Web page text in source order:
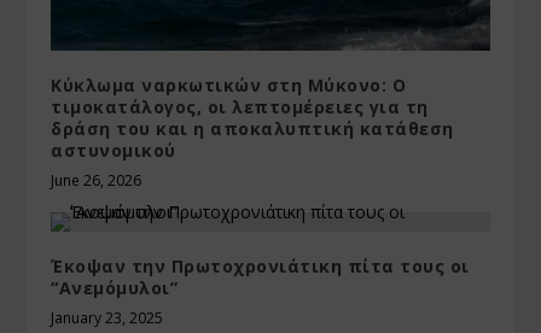
Κύκλωμα ναρκωτικών στη Μύκονο: Ο
τιμοκατάλογος, οι λεπτομέρειες για τη
δράση του και η αποκαλυπτική κατάθεση
αστυνομικού
June 26, 2026
Έκοψαν την Πρωτοχρονιάτικη πίτα τους οι
“Ανεμόμυλοι”
January 23, 2025